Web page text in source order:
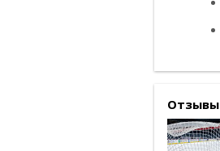
Отзывы